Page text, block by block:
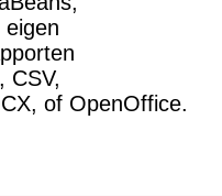
CSV,
of OpenOffice.